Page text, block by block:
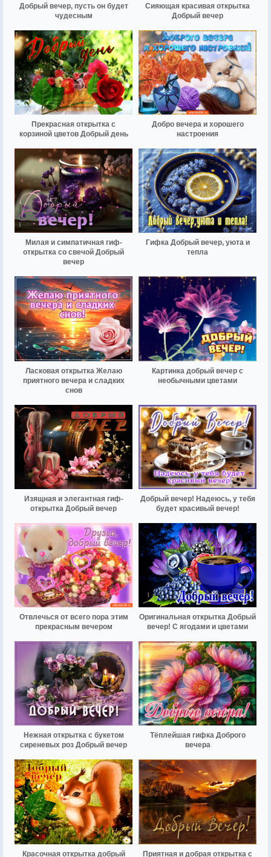
Добрый вечер, пусть он будет
чудесным
Сияющая красивая открытка
Добрый вечер
Прекрасная открытка с
корзиной цветов Добрый день
Добро вечера и хорошего
настроения
Милая и симпатичная гиф-
открытка со свечой Добрый
вечер
Гифка Добрый вечер, уюта и
тепла
Ласковая открытка Желаю
приятного вечера и сладких
снов
Картинка добрый вечер с
необычными цветами
Изящная и элегантная гиф-
открытка Добрый вечер
Добрый вечер! Надеюсь, у тебя
будет красивый вечер!
Отвлечься от всего пора этим
прекрасным вечером
Оригинальная открытка Добрый
вечер! С ягодами и цветами
Нежная открытка с букетом
сиреневых роз Добрый вечер
Тёплейшая гифка Доброго
вечера
Красочная открытка добрый Приятная и добрая открытка с